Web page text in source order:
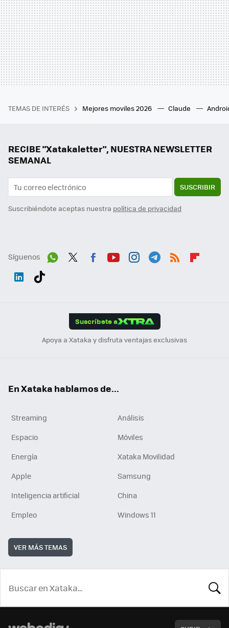
TEMAS DE INTERÉS Mejores moviles 2026 Claude
RECIBE "Xatakaletter", NUESTRA NEWSLETTER
SEMANAL
SUSCRIBIR
Suscribiéndote aceptas nuestra política de privacidad
Síguenos
Suscríbete a
Apoya a Xataka y disfruta ventajas exclusivas
En Xataka hablamos de...
Streaming
Análisis
Espacio
Móviles
Energía
Xataka Movilidad
Apple
Samsung
Inteligencia artificial
China
Empleo
Windows 11
VER MÁS TEMAS